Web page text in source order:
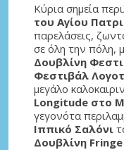
Κύρια σημεία
του Αγίου
παρελάσεις,
σε όλη την πόλη,
Δουβλίνη
Φεστιβάλ
μεγάλο
Longitude στο
γεγονότα
Ιππικό Σαλόνι
Δουβλίνη